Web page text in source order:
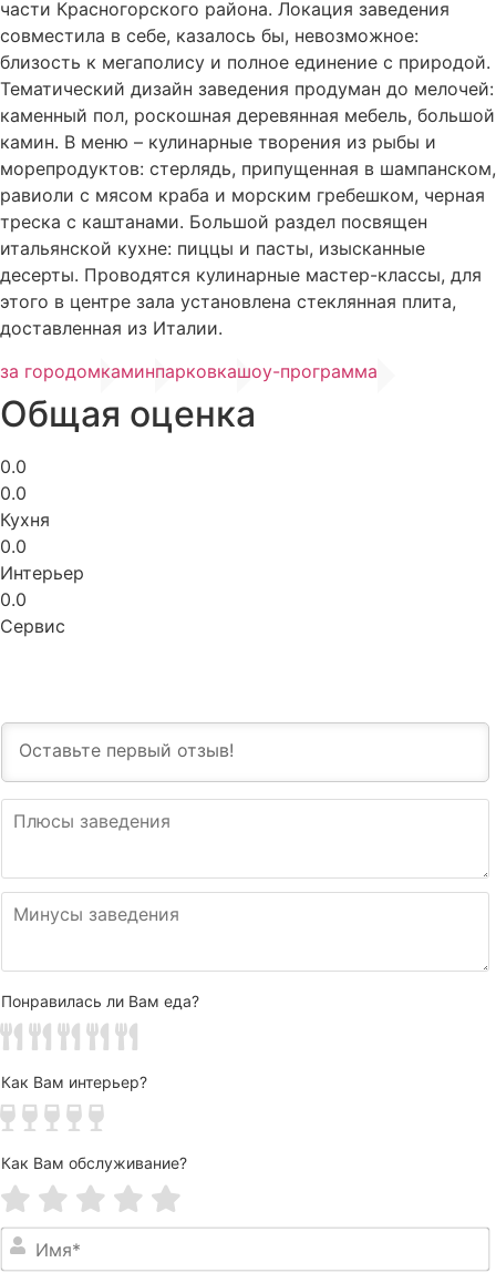
части Красногорского района. Локация заведения
совместила в себе, казалось бы, невозможное:
близость к мегаполису и полное единение с природой.
Тематический дизайн заведения продуман до мелочей:
каменный пол, роскошная деревянная мебель, большой
камин. В меню – кулинарные творения из рыбы и
морепродуктов: стерлядь, припущенная в шампанском,
равиоли с мясом краба и морским гребешком, черная
треска с каштанами. Большой раздел посвящен
итальянской кухне: пиццы и пасты, изысканные
десерты. Проводятся кулинарные мастер-классы, для
этого в центре зала установлена стеклянная плита,
доставленная из Италии.
за городомкаминпарковкашоу-программа
Общая оценка
0.0
0.0
Кухня
0.0
Интерьер
0.0
Сервис
Понравилась ли Вам еда?
Как Вам интерьер?
Как Вам обслуживание?